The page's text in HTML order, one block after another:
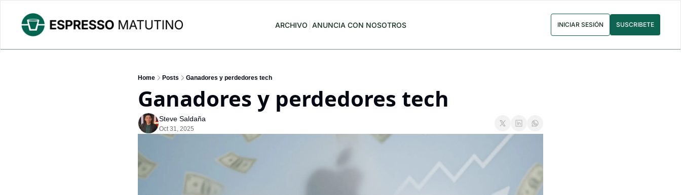
ARCHIVO ANUNCIA CON NOSOTROS INICIAR SESIÓN SUSCRIBETE
Home Posts Ganadores y perdedores tech
Ganadores y perdedores tech
Steve Saldaña
Oct 31, 2025